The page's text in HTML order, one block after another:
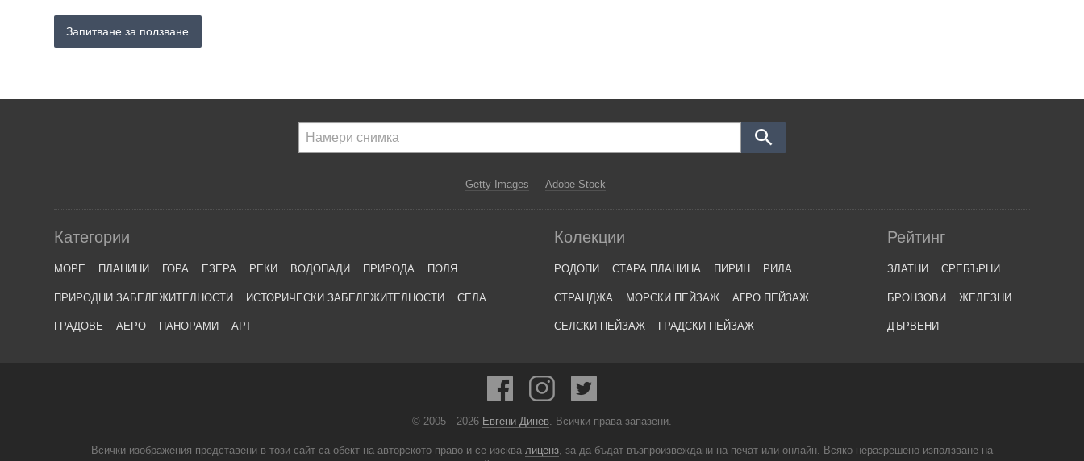
Запитване за ползване
Getty Images Adobe Stock
Категории
МОРЕ ПЛАНИНИ ГОРА ЕЗЕРА РЕКИ ВОДОПАДИ ПРИРОДА ПОЛЯ
ПРИРОДНИ ЗАБЕЛЕЖИТЕЛНОСТИ ИСТОРИЧЕСКИ ЗАБЕЛЕЖИТЕЛНОСТИ СЕЛА
ГРАДОВЕ АЕРО ПАНОРАМИ АРТ
Колекции
РОДОПИ СТАРА ПЛАНИНА ПИРИН РИЛА
СТРАНДЖА МОРСКИ ПЕЙЗАЖ АГРО ПЕЙЗАЖ
СЕЛСКИ ПЕЙЗАЖ ГРАДСКИ ПЕЙЗАЖ
Рейтинг
ЗЛАТНИ СРЕБЪРНИ
БРОНЗОВИ ЖЕЛЕЗНИ
ДЪРВЕНИ
© 2005—2026 Евгени Динев. Всички права запазени.
Всички изображения представени в този сайт са обект на авторското право и се изсква лиценз, за да бъдат възпроизвеждани на печат или онлайн. Всяко неразрешено използване на